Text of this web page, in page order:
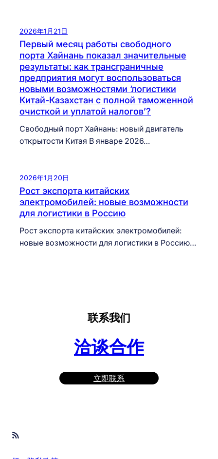
2026年1月21日
Первый месяц работы свободного
порта Хайнань показал значительные
результаты: как трансграничные
предприятия могут воспользоваться
новыми возможностями ‘логистики
Китай-Казахстан с полной таможенной
очисткой и уплатой налогов’?
Свободный порт Хайнань: новый двигатель
открытости Китая В январе 2026…
2026年1月20日
Рост экспорта китайских
электромобилей: новые возможности
для логистики в Россию
Рост экспорта китайских электромобилей:
новые возможности для логистики в Россию…
联系我们
洽谈合作
立即联系
RSS Feed